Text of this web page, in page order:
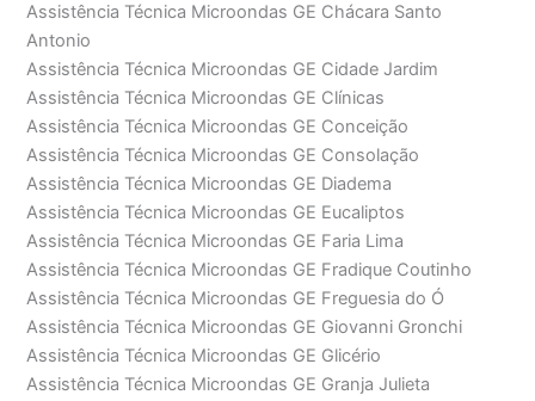
Assistência Técnica Microondas GE Chácara Santo
Antonio
Assistência Técnica Microondas GE Cidade Jardim
Assistência Técnica Microondas GE Clínicas
Assistência Técnica Microondas GE Conceição
Assistência Técnica Microondas GE Consolação
Assistência Técnica Microondas GE Diadema
Assistência Técnica Microondas GE Eucaliptos
Assistência Técnica Microondas GE Faria Lima
Assistência Técnica Microondas GE Fradique Coutinho
Assistência Técnica Microondas GE Freguesia do Ó
Assistência Técnica Microondas GE Giovanni Gronchi
Assistência Técnica Microondas GE Glicério
Assistência Técnica Microondas GE Granja Julieta